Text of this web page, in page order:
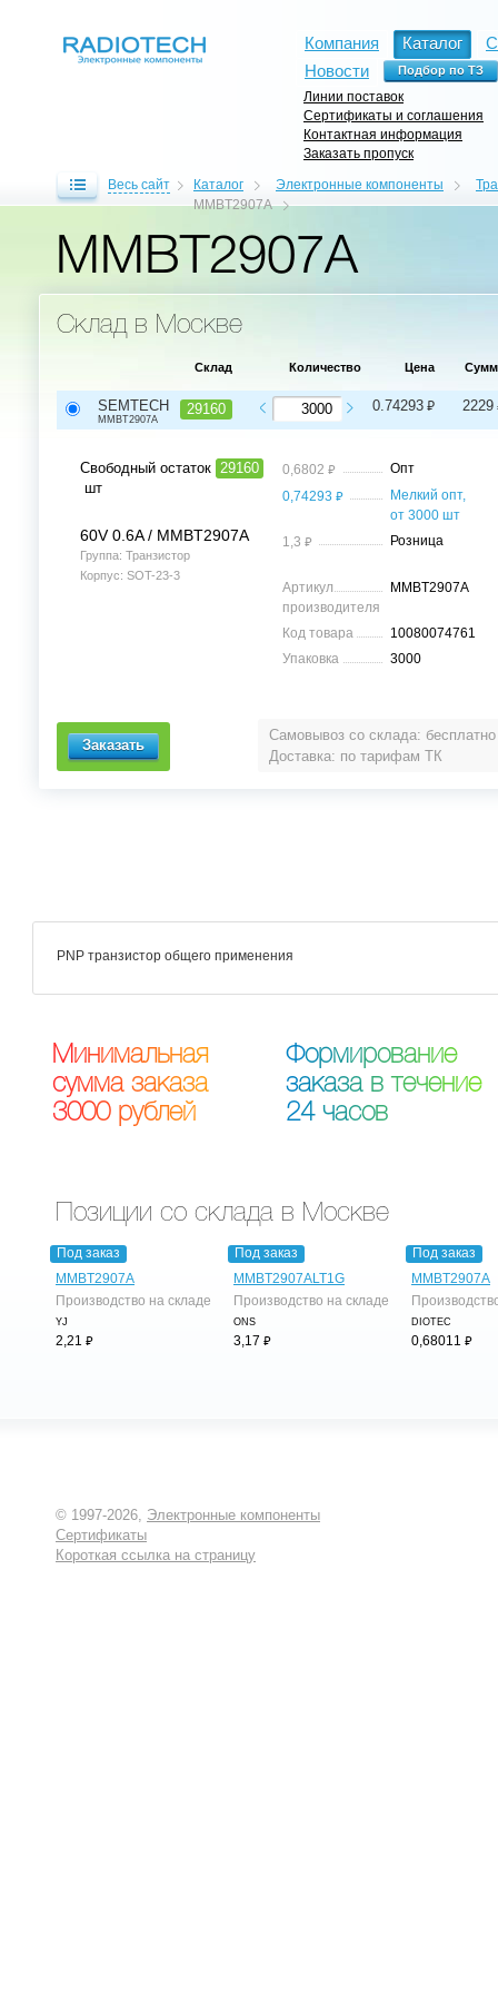
Компания Каталог
Новости
Линии поставок
Сертификаты и соглашения
Контактная информация
Заказать пропуск
Весь сайт Каталог Электронные компоненты
MMBT2907A
MMBT2907A
Склад в Москве
Самовывоз со склада: бесплатно
Доставка: по тарифам ТК
Склад Количество Цена
SEMTECH
MMBT2907A
29160 0.74293 ⃏ 2229
Свободный остаток 29160
шт
60V 0.6A / MMBT2907A
Группа: Транзистор
Корпус: SOT-23-3
0,6802 ⃏
Опт
0,74293 ⃏
Мелкий опт,
от 3000 шт
1,3 ⃏ Розница
Артикул
производителя
MMBT2907A
Код товара
10080074761
Упаковка
3000
PNP транзистор общего применения
Минимальная
сумма заказа
3000 рублей
Формирование
заказа в течение
24 часов
Позиции со склада в Москве
Под заказ
MMBT2907A
Производство на складе
YJ
2,21 ⃏
Под заказ
MMBT2907ALT1G
Производство на складе
ONS
3,17 ⃏
Под заказ
MMBT2907A
DIOTEC
0,68011 ⃏
© 1997-2026, Электронные компоненты
Сертификаты
Короткая ссылка на страницу